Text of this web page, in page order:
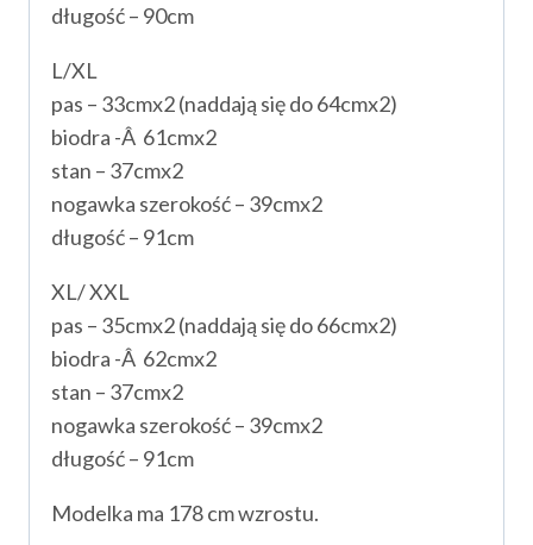
długość – 90cm
L/XL
pas – 33cmx2 (naddają się do 64cmx2)
biodra -Â 61cmx2
stan – 37cmx2
nogawka szerokość – 39cmx2
długość – 91cm
XL/ XXL
pas – 35cmx2 (naddają się do 66cmx2)
biodra -Â 62cmx2
stan – 37cmx2
nogawka szerokość – 39cmx2
długość – 91cm
Modelka ma 178 cm wzrostu.